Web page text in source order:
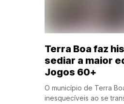
Terra Boa faz
sediar a maior
Jogos 60+
O município de Terra
inesquecíveis ao se